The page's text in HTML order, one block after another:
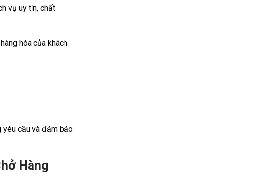
vụ uy tín, chất
hóa của khách
yêu cầu và đảm bảo
Hàng